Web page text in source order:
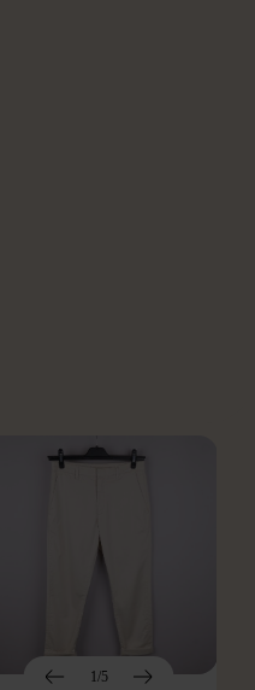
1/5